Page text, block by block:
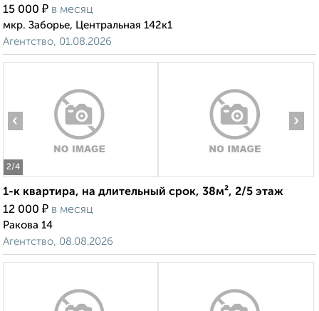
15 000 ₽ в месяц
мкр. Заборье, Центральная 142к1
Агентство, 01.08.2026
2/4
‹ ›
1-к квартира, на длительный срок, 38м², 2/5 этаж
12 000 ₽ в месяц
Ракова 14
Агентство, 08.08.2026